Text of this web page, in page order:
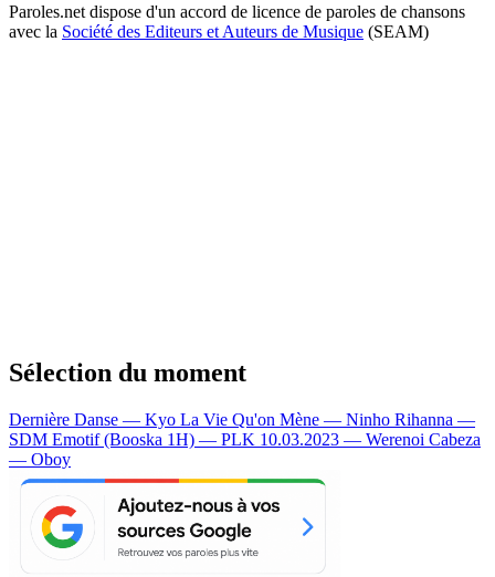
Paroles.net dispose d'un accord de licence de paroles de chansons
avec la Société des Editeurs et Auteurs de Musique (SEAM)
Sélection du moment
Dernière Danse — Kyo La Vie Qu'on Mène — Ninho Rihanna —
SDM Emotif (Booska 1H) — PLK 10.03.2023 — Werenoi Cabeza
— Oboy